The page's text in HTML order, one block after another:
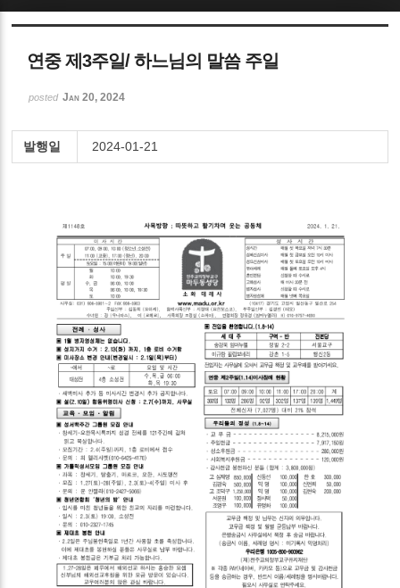
연중 제3주일/ 하느님의 말씀 주일
posted Jan 20, 2024
발행일 2024-01-21
Sketchbook5, 스케치북5